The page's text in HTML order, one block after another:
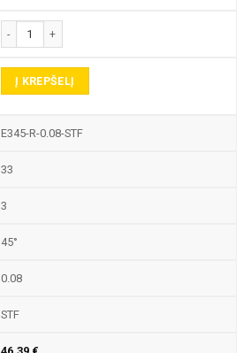
produkto kiekis: E345-R GRAVIRAVIMO FREZA
Į KREPŠELĮ
E345-R-0.08-STF
33
3
45°
0.08
STF